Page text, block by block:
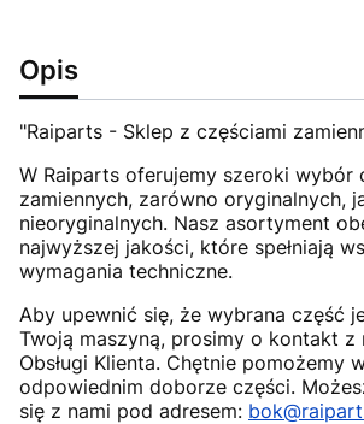
Opis
"Raiparts - Sklep z częściami
W Raiparts oferujemy szeroki wybór
zamiennych, zarówno oryginalnych,
nieoryginalnych. Nasz asortyment
najwyższej jakości, które spełniają
wymagania techniczne.
Aby upewnić się, że wybrana część
Twoją maszyną, prosimy o kontakt z
Obsługi Klienta. Chętnie pomożemy
odpowiednim doborze części.
się z nami pod adresem: